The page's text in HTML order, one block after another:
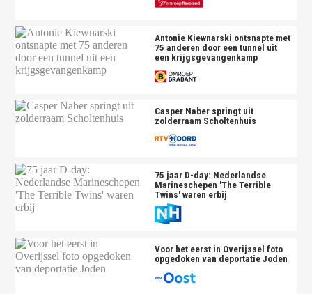
Antonie Kiewnarski ontsnapte met
75 anderen door een tunnel uit
een krijgsgevangenkamp
Casper Naber springt uit
zolderraam Scholtenhuis
75 jaar D-day: Nederlandse
Marineschepen 'The Terrible
Twins' waren erbij
Voor het eerst in Overijssel foto
opgedoken van deportatie Joden